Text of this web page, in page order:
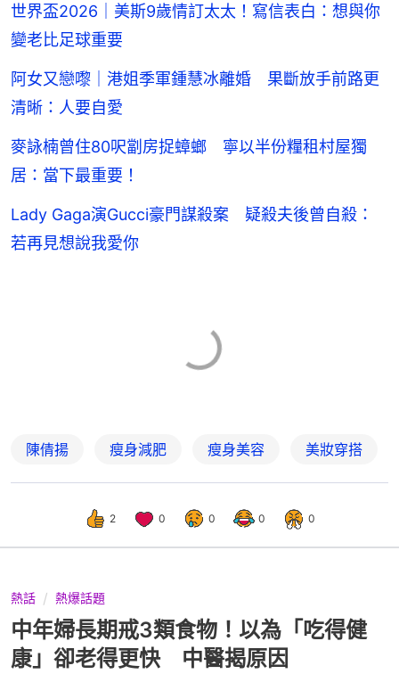
世界盃2026｜美斯9歲情訂太太！寫信表白：想與你
變老比足球重要
阿女又戀嚟｜港姐季軍鍾慧冰離婚 果斷放手前路更
清晰：人要自愛
麥詠楠曾住80呎劏房捉蟑螂 寧以半份糧租村屋獨
居：當下最重要！
Lady Gaga演Gucci豪門謀殺案 疑殺夫後曾自殺：
若再見想說我愛你
陳倩揚 瘦身減肥 瘦身美容 美妝穿搭
2 0 0 0 0
熱話 熱爆話題
中年婦長期戒3類食物！以為「吃得健
康」卻老得更快 中醫揭原因